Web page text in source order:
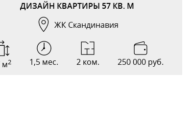
ДИЗАЙН КВАРТИРЫ 57 КВ. М
ЖК Скандинавия
м2 1,5 мес. 2 ком. 250 000 руб.